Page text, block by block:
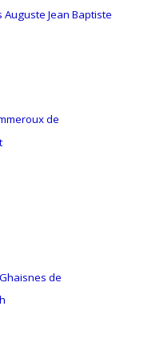
Jean Baptiste
de
de